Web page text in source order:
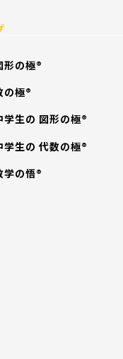
形の極®
の極®
生の 図形の極®
生の 代数の極®
学の悟®